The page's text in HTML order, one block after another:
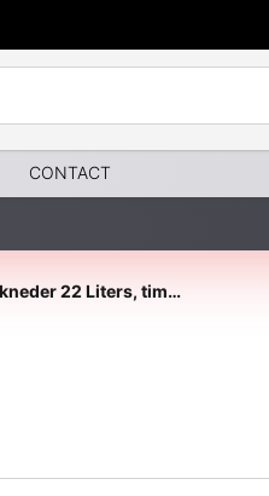
CONTACT
Spiraalkneder 22 Liters, timer, op wielen